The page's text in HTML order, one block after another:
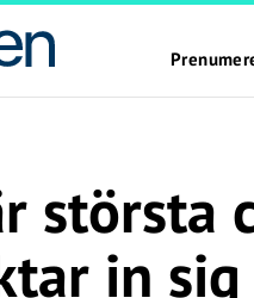
största
in sig